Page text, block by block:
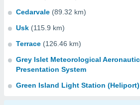
Cedarvale (89.32 km)
Usk (115.9 km)
Terrace (126.46 km)
Grey Islet Meteorological
Presentation System
Green Island Light Station (Heliport)